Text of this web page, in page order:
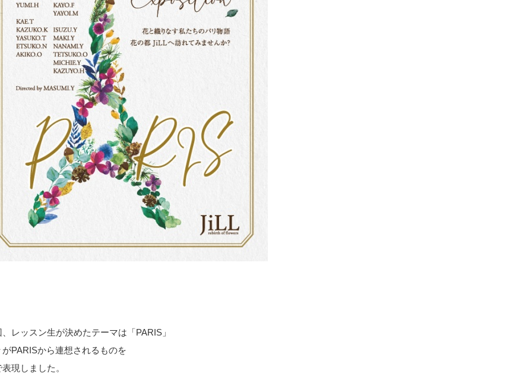
レッスン生が決めたテーマは「PARIS」
がPARISから連想されるものを
現しました。